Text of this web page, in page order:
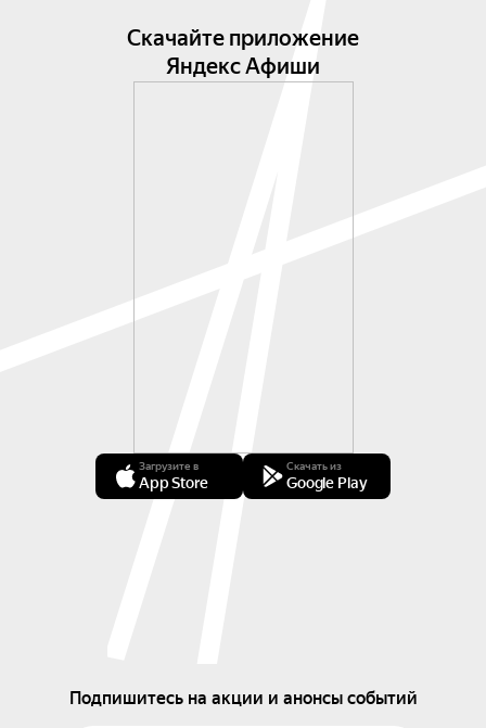
Скачайте приложение
Яндекс Афиши
Загрузите в
App Store
Скачать из
Google Play
Подпишитесь на акции и анонсы событий